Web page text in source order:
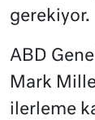
gerekiyor.
ABD
Mark
ilerleme